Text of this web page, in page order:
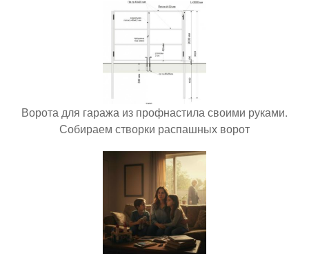
Ворота для гаража из профнастила своими руками.
Собираем створки распашных ворот